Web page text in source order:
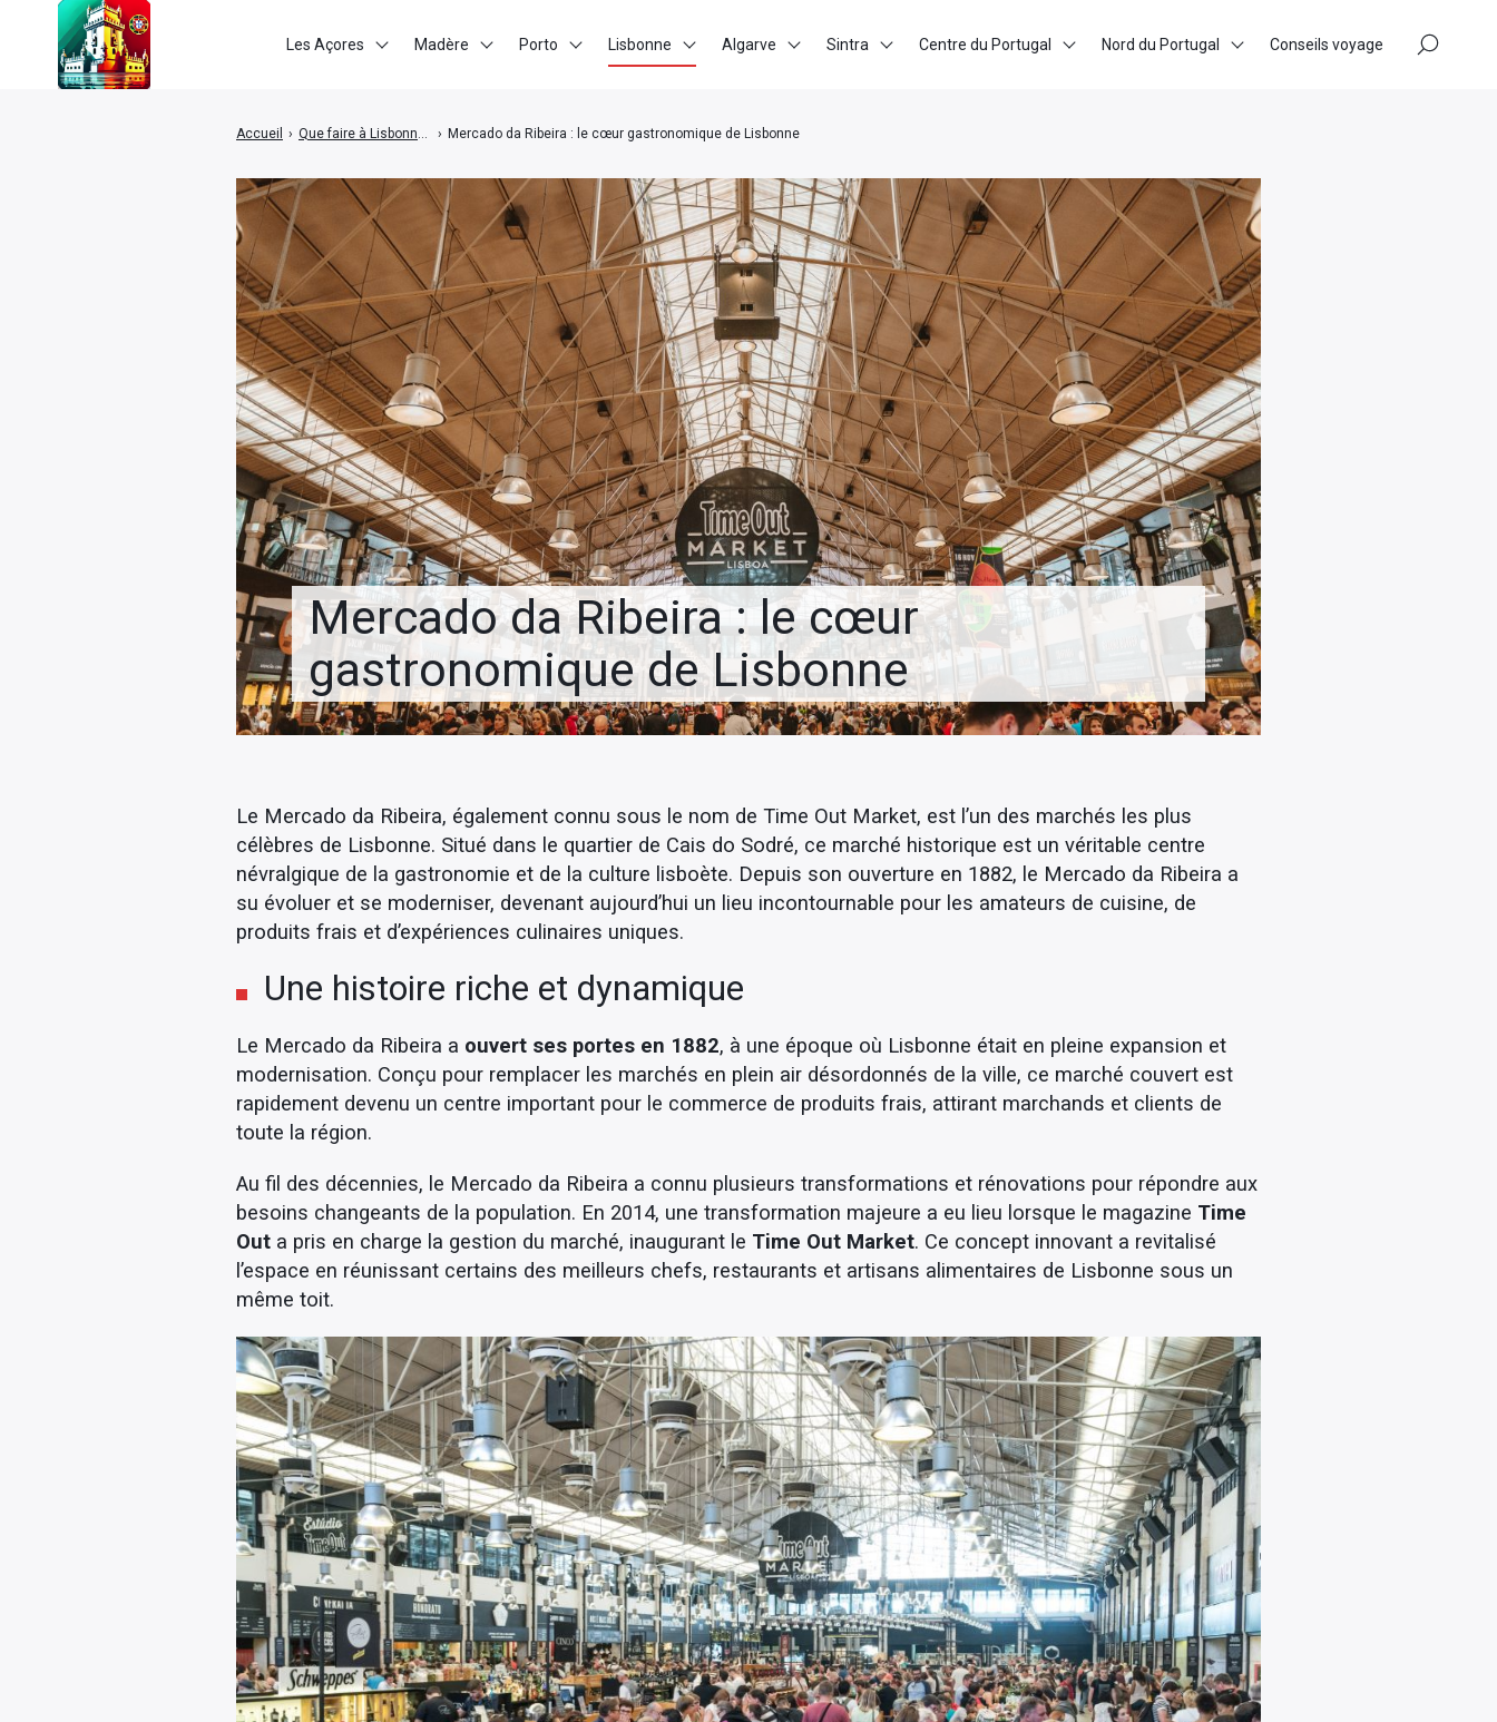
Mercado da Ribeira : le cœur
gastronomique de Lisbonne
Accueil › › Mercado da Ribeira : le cœur gastronomique de Lisbonne
Le Mercado da Ribeira, également connu sous le nom de Time Out Market, est l’un des marchés les plus
célèbres de Lisbonne. Situé dans le quartier de Cais do Sodré, ce marché historique est un véritable centre
névralgique de la gastronomie et de la culture lisboète. Depuis son ouverture en 1882, le Mercado da Ribeira a
su évoluer et se moderniser, devenant aujourd’hui un lieu incontournable pour les amateurs de cuisine, de
produits frais et d’expériences culinaires uniques.
Une histoire riche et dynamique
Le Mercado da Ribeira a ouvert ses portes en 1882, à une époque où Lisbonne était en pleine expansion et
modernisation. Conçu pour remplacer les marchés en plein air désordonnés de la ville, ce marché couvert est
rapidement devenu un centre important pour le commerce de produits frais, attirant marchands et clients de
toute la région.
Au fil des décennies, le Mercado da Ribeira a connu plusieurs transformations et rénovations pour répondre aux
besoins changeants de la population. En 2014, une transformation majeure a eu lieu lorsque le magazine Time
Out a pris en charge la gestion du marché, inaugurant le Time Out Market. Ce concept innovant a revitalisé
l’espace en réunissant certains des meilleurs chefs, restaurants et artisans alimentaires de Lisbonne sous un
même toit.
Les Açores Madère Porto Lisbonne Algarve Sintra Centre du Portugal Nord du Portugal Conseils voyage
Rechercher
: